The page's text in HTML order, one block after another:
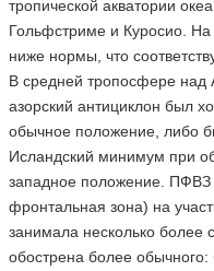
тропической акватории
Гольфстриме и Куросио.
ниже нормы, что
В средней тропосфере над
азорский антициклон был
обычное положение, либо
Исландский минимум при
западное положение. ПФВЗ
фронтальная зона) на
занимала несколько
обострена более